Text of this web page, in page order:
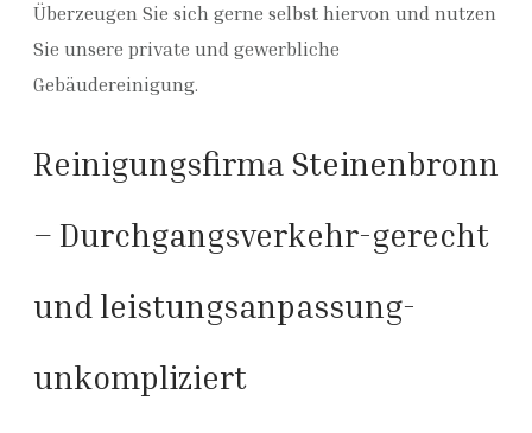
Überzeugen Sie sich gerne selbst hiervon und nutzen
Sie unsere private und gewerbliche
Gebäudereinigung.
Reinigungsfirma Steinenbronn
– Durchgangsverkehr-gerecht
und leistungsanpassung-
unkompliziert